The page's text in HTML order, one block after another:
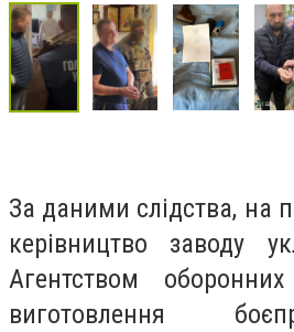
За даними слідства, на
керівництво заводу
Агентством
виготовлення